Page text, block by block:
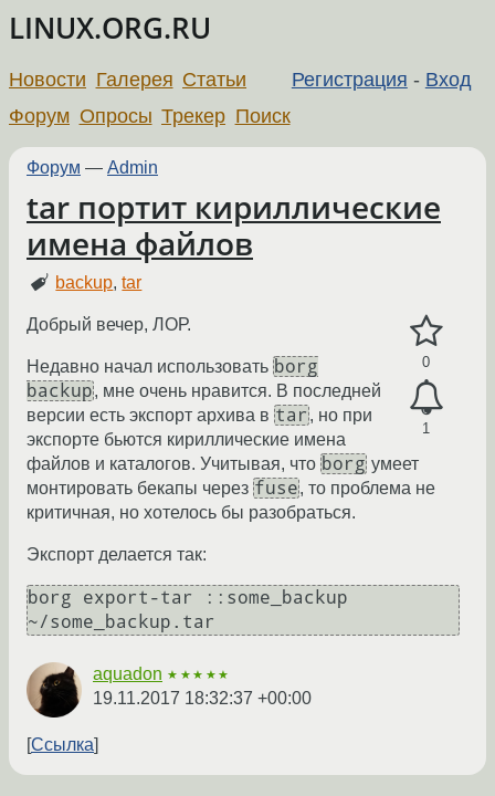
LINUX.ORG.RU
Регистрация - Вход
Новости Галерея Статьи
Форум Опросы Трекер Поиск
Форум — Admin
tar портит кириллические
имена файлов
backup,tar
0
1
Добрый вечер, ЛОР.
Недавно начал использовать borg
backup, мне очень нравится. В последней
версии есть экспорт архива в tar , но при
экспорте бьются кириллические имена
файлов и каталогов. Учитывая, что borg умеет
монтировать бекапы через fuse, то проблема не
критичная, но хотелось бы разобраться.
Экспорт делается так:
borg export-tar ::some_backup
aquadon ★★★★★
19.11.2017 18:32:37 +00:00
Ссылка